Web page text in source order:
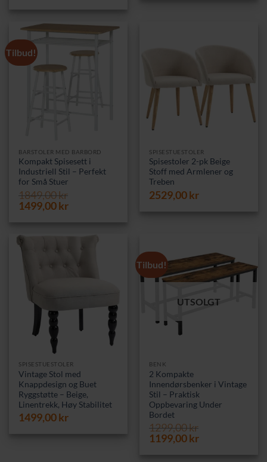
2149,00 kr.1419,00 kr.
Tilbud!
BARSTOLER MED BARBORD
Kompakt Spisesett i
Industriell Stil – Perfekt
for Små Stuer
1849,00kr
Opprinnelig
1849,00 kr.
1499,00krNåværende
SPISESTUESTOLER
Spisestoler 2-pk Beige
Stoff med Armlener og
Treben
2529,00kr
SPISESTUESTOLER
Vintage Stol med
Knappdesign og Buet
Ryggstøtte – Beige,
Linentrekk, Høy Stabilitet
1499,00kr
Tilbud!
UTSOLGT
BENK
2 Kompakte
Innendørsbenker i Vintage
Stil – Praktisk
Oppbevaring Under
Bordet
1299,00kr
Opprinnelig
1199,00krNåværende